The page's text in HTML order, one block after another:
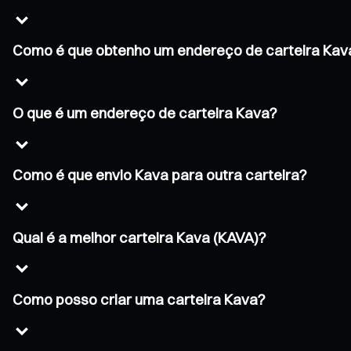
Como é que obtenho um endereço de carteira
O que é um endereço de carteira Kava?
Como é que envio Kava para outra carteira?
Qual é a melhor carteira Kava (KAVA)?
Como posso criar uma carteira Kava?